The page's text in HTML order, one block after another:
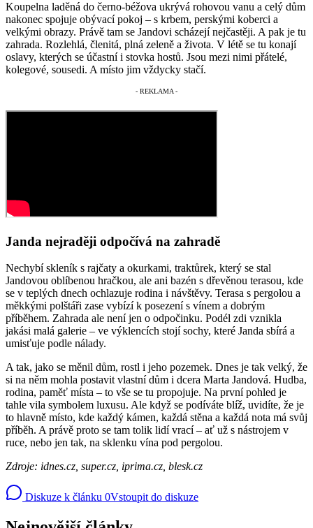
Koupelna laděná do černo-béžova ukrývá rohovou vanu a celý dům
nakonec spojuje obývací pokoj – s krbem, perskými koberci a
velkými obrazy. Právě tam se Jandovi scházejí nejčastěji. A pak je tu
zahrada. Rozlehlá, členitá, plná zeleně a života. V létě se tu konají
oslavy, kterých se účastní i stovka hostů. Jsou mezi nimi přátelé,
kolegové, sousedi. A místo jim vždycky stačí.
Janda nejraději odpočívá na zahradě
Nechybí skleník s rajčaty a okurkami, traktůrek, který se stal
Jandovou oblíbenou hračkou, ale ani bazén s dřevěnou terasou, kde
se v teplých dnech ochlazuje rodina i návštěvy. Terasa s pergolou a
měkkými polštáři zase vybízí k posezení s vínem a dobrým
příběhem. Zahrada ale není jen o odpočinku. Podél zdi vznikla
jakási malá galerie – ve výklencích stojí sochy, které Janda sbírá a
umisťuje podle nálady.
A tak, jako se měnil dům, rostl i jeho pozemek. Dnes je tak velký, že
si na něm mohla postavit vlastní dům i dcera Marta Jandová. Hudba,
rodina, paměť místa – to vše se tu propojuje. Na první pohled je
tahle vila symbolem luxusu. Ale když se podíváte blíž, uvidíte, že je
to hlavně místo, kde každý kámen, každá stěna a každá nota má svůj
příběh. A právě proto se tam tolik lidí vrací – ať už s nástrojem v
ruce, nebo jen tak, na sklenku vína pod pergolou.
Zdroje: idnes.cz, super.cz, iprima.cz, blesk.cz
Diskuze k článku 0Vstoupit do diskuze